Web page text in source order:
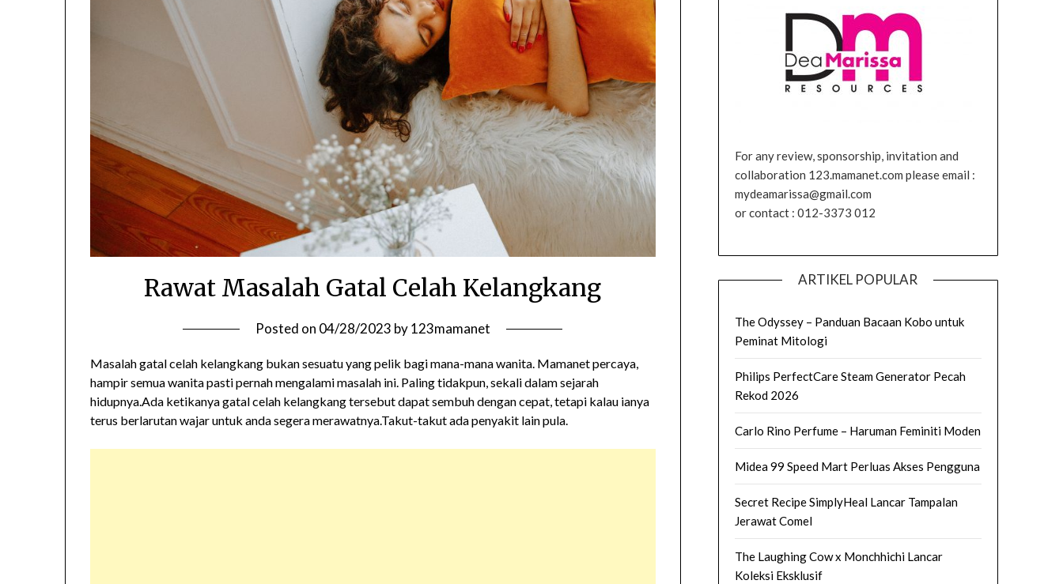
Rawat Masalah Gatal Celah Kelangkang
Posted on 04/28/2023 by123mamanet
Masalah gatal celah kelangkang bukan sesuatu yang pelik bagi mana-mana wanita. Mamanet percaya,
hampir semua wanita pasti pernah mengalami masalah ini. Paling tidakpun, sekali dalam sejarah
hidupnya.Ada ketikanya gatal celah kelangkang tersebut dapat sembuh dengan cepat, tetapi kalau ianya
terus berlarutan wajar untuk anda segera merawatnya.Takut-takut ada penyakit lain pula.
For any review, sponsorship, invitation and
collaboration 123.mamanet.com please email :
mydeamarissa@gmail.com
or contact : 012-3373 012
ARTIKEL POPULAR
The Odyssey – Panduan Bacaan Kobo untuk
Peminat Mitologi
Philips PerfectCare Steam Generator Pecah
Rekod 2026
Carlo Rino Perfume – Haruman Feminiti Moden
Midea 99 Speed Mart Perluas Akses Pengguna
Secret Recipe SimplyHeal Lancar Tampalan
Jerawat Comel
The Laughing Cow x Monchhichi Lancar
Koleksi Eksklusif